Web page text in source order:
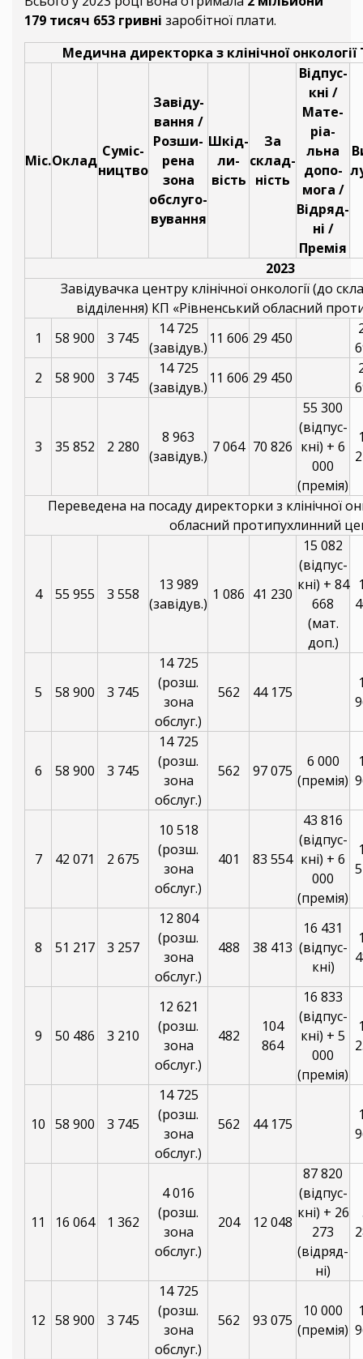
179 тисяч 653 гривні заробітної плати.
Медична директорка з клінічної
Міс.Оклад
Суміс-
ництво
Завіду-
вання /
Розши-
рена
зона
обслуго-
вування
Шкід-
ли-
вість
За
склад-
ність
Відпус-
кні /
Мате-
ріа-
льна
допо-
мога /
Відряд-
ні /
Премія
2023
Завідувачка центру клінічної онкології (до
відділення) КП «Рівненський обласний
1
58 900 3 745
14 725
(завідув.)
11 606 29 450
2
58 900 3 745
14 725
(завідув.)
11 606 29 450
3 35 852 2 280
8 963
(завідув.)
7 064 70 826
55 300
(відпус-
кні) + 6
000
(премія)
Переведена на посаду директорки з клінічної
обласний протипухлинний
4 55 955 3 558
13 989
(завідув.)
1 086 41 230
15 082
(відпус-
кні) + 84
668
(мат.
доп.)
5 58 900 3 745
14 725
(розш.
зона
обслуг.)
562 44 175
6 58 900 3 745
14 725
(розш.
зона
обслуг.)
562 97 075
6 000
(премія)
7 42 071 2 675
10 518
(розш.
зона
обслуг.)
401 83 554
43 816
(відпус-
кні) + 6
000
(премія)
8 51 217 3 257
12 804
(розш.
зона
обслуг.)
488 38 413
16 431
(відпус-
кні)
9 50 486 3 210
12 621
(розш.
зона
обслуг.)
482
104
864
16 833
(відпус-
кні) + 5
000
(премія)
10 58 900 3 745
14 725
(розш.
зона
обслуг.)
562 44 175
11 16 064 1 362
4 016
(розш.
зона
обслуг.)
204 12 048
87 820
(відпус-
кні) + 26
273
(відряд-
ні)
12 58 900 3 745
14 725
(розш.
зона
обслуг.)
562 93 075
10 000
(премія)